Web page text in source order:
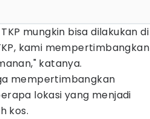
mungkin bisa dilakukan di
kami mempertimbangkan
katanya.
mempertimbangkan
lokasi yang menjadi
kos.